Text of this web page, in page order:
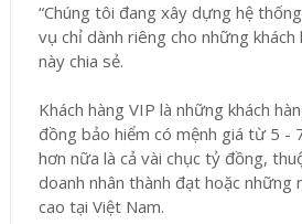
“Chúng tôi đang xây dựng hệ
vụ chỉ dành riêng cho những khách
này chia sẻ.
Khách hàng VIP là những khách
đồng bảo hiểm có mệnh giá từ 5 -
hơn nữa là cả vài chục tỷ đồng,
doanh nhân thành đạt hoặc những
cao tại Việt Nam.